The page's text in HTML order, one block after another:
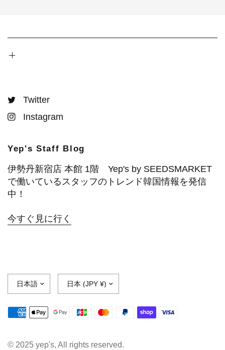
Twitter
Instagram
Yep's Staff Blog
伊勢丹新宿店 本館 1階 Yep's by SEEDSMARKET
で働いているスタッフのトレンド韓国情報を発信
中！
今すぐ見に行く
© 2025 yep's, All rights reserved.